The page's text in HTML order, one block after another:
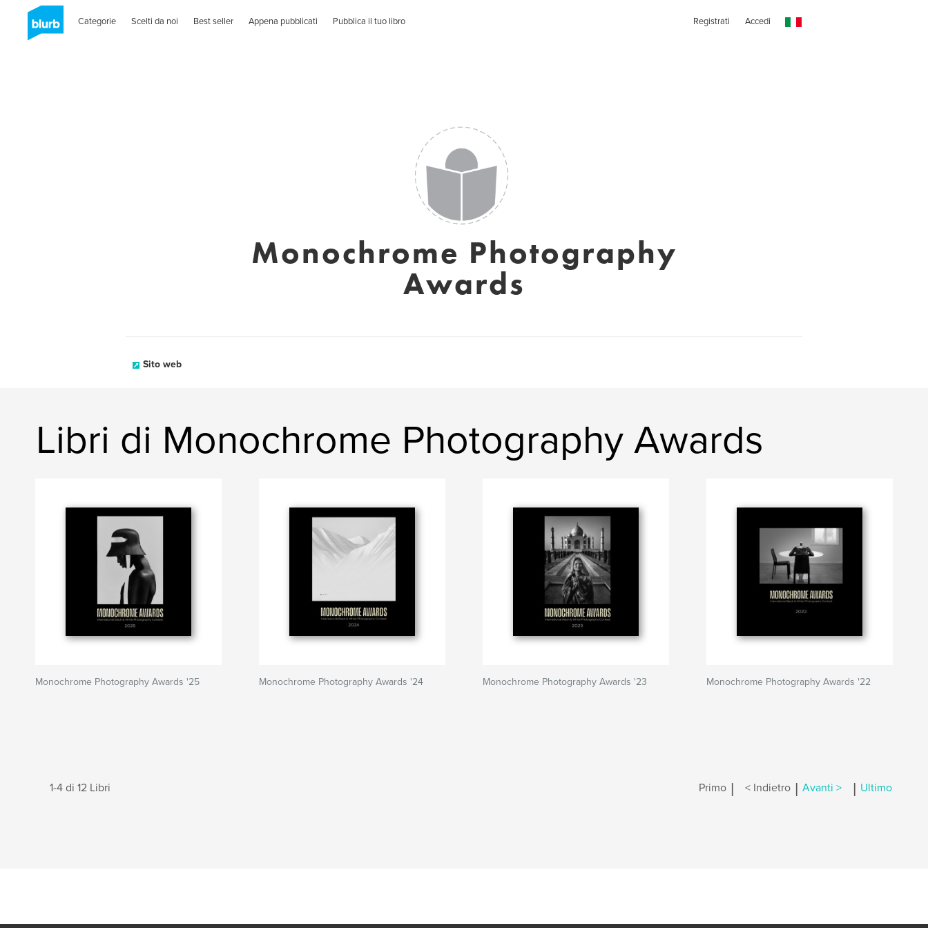
Categorie Scelti da noi Best seller Appena pubblicati Pubblica il tuo libro Registrati Accedi
Monochrome Photography
Awards
Sito web
Libri di Monochrome Photography Awards
Monochrome Photography Awards '25 Monochrome Photography Awards '24 Monochrome Photography Awards '23 Monochrome Photography Awards '22
1-4 di 12 Libri Primo | < Indietro | Avanti > | Ultimo